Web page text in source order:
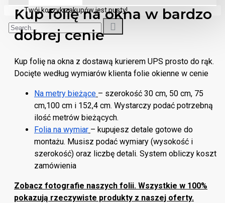
Twój koszyk zakupów jest pusty!
Kup folię na okna w bardzo
dobrej cenie
Kup folię na okna z dostawą kurierem UPS prosto do rąk.
Docięte według wymiarów klienta folie okienne w cenie
Na metry bieżące – szerokość 30 cm, 50 cm, 75
cm,100 cm i 152,4 cm. Wystarczy podać potrzebną
ilość metrów bieżących.
Folia na wymiar – kupujesz detale gotowe do
montażu. Musisz podać wymiary (wysokość i
szerokość) oraz liczbę detali. System obliczy koszt
zamówienia
Zobacz fotografie naszych folii. Wszystkie w 100%
pokazują rzeczywiste produkty z naszej oferty.